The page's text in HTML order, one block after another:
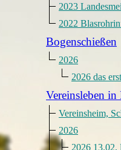
2023
2022
Bogenschießen
2026
2026 das
Vereinsleben
Vereinsheim,
2026
2026 13.02.